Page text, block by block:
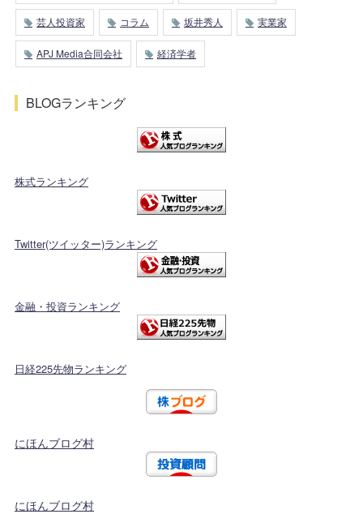
芸人投資家 コラム 坂井秀人 実業家
APJ Media合同会社 経済学者
BLOGランキング
株式ランキング
Twitter(ツイッター)ランキング
金融・投資ランキング
日経225先物ランキング
にほんブログ村
にほんブログ村